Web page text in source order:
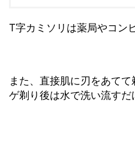
T字カミソリは薬局やコン
また、直接肌に刃をあて
ゲ剃り後は水で洗い流すだ